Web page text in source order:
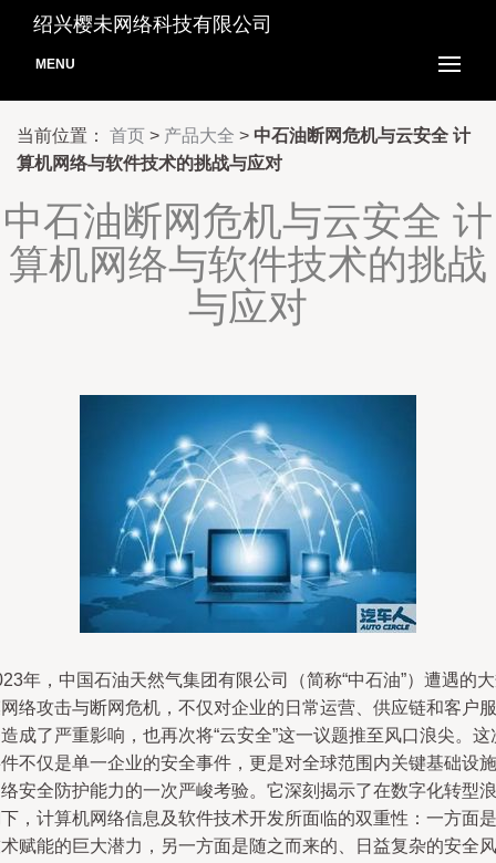
绍兴樱未网络科技有限公司
MENU
当前位置： 首页 > 产品大全 > 中石油断网危机与云安全 计
算机网络与软件技术的挑战与应对
中石油断网危机与云安全 计
算机网络与软件技术的挑战
与应对
年，中国石油天然气集团有限公司（简称“中石油”）遭遇的
络攻击与断网危机，不仅对企业的日常运营、供应链和客户服
成了严重影响，也再次将“云安全”这一议题推至风口浪尖。这
不仅是单一企业的安全事件，更是对全球范围内关键基础设施
安全防护能力的一次严峻考验。它深刻揭示了在数字化转型浪
，计算机网络信息及软件技术开发所面临的双重性：一方面是
赋能的巨大潜力，另一方面是随之而来的、日益复杂的安全风